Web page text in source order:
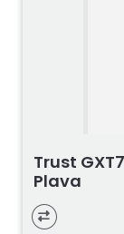
Trust
Plava